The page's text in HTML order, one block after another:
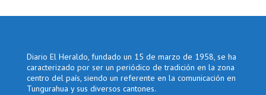
Diario El Heraldo, fundado un 15 de marzo de 1958, se ha
caracterizado por ser un periódico de tradición en la zona
centro del país, siendo un referente en la comunicación en
Tungurahua y sus diversos cantones.